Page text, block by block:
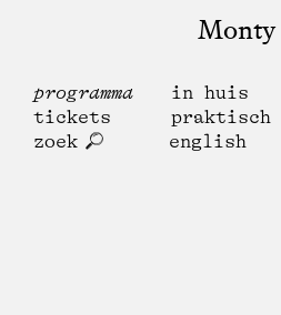
Monty
programma in huis
tickets
praktisch
zoek
english